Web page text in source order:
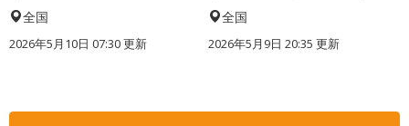
全国
2026年5月10日 07:30 更新
全国
2026年5月9日 20:35 更新